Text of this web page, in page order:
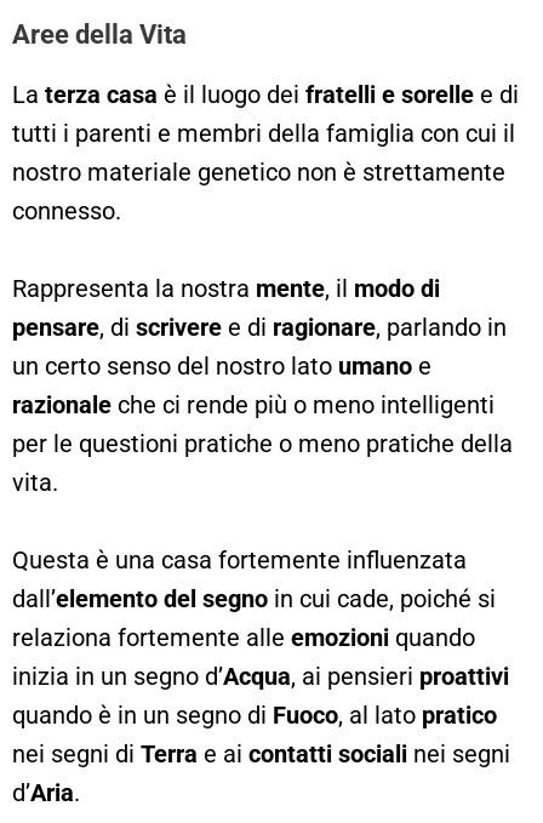
Aree della Vita
La terza casa è il luogo dei fratelli e sorelle e di
tutti i parenti e membri della famiglia con cui il
nostro materiale genetico non è strettamente
connesso.
Rappresenta la nostra mente, il modo di
pensare, di scrivere e di ragionare, parlando in
un certo senso del nostro lato umano e
razionale che ci rende più o meno intelligenti
per le questioni pratiche o meno pratiche della
vita.
Questa è una casa fortemente influenzata
dall’elemento del segno in cui cade, poiché si
relaziona fortemente alle emozioni quando
inizia in un segno d’Acqua, ai pensieri proattivi
quando è in un segno di Fuoco, al lato pratico
nei segni di Terra e ai contatti sociali nei segni
d’Aria.